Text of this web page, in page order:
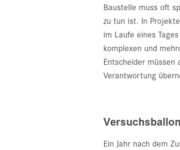
Baustelle muss oft
zu tun ist. In
im Laufe eines
komplexen und
Entscheider
Verantwortung
Ein Jahr nach dem